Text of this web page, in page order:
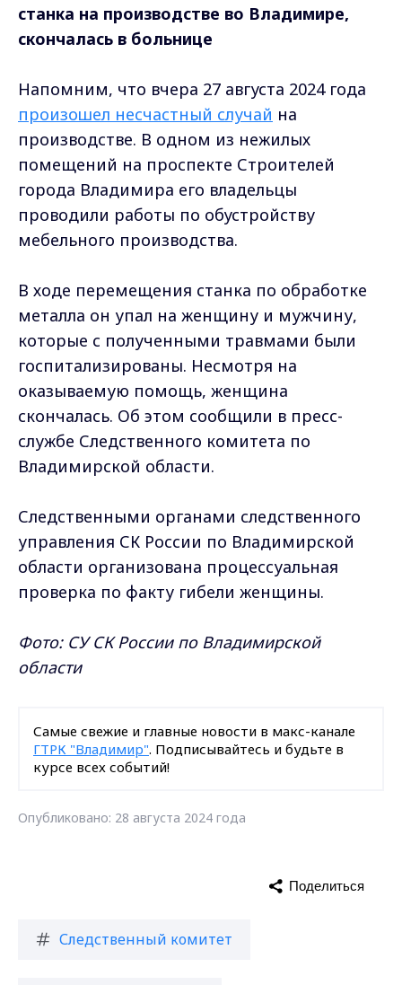
станка на производстве во Владимире,
скончалась в больнице
Напомним, что вчера 27 августа 2024 года
произошел несчастный случай на
производстве. В одном из нежилых
помещений на проспекте Строителей
города Владимира его владельцы
проводили работы по обустройству
мебельного производства.
В ходе перемещения станка по обработке
металла он упал на женщину и мужчину,
которые с полученными травмами были
госпитализированы. Несмотря на
оказываемую помощь, женщина
скончалась. Об этом сообщили в пресс-
службе Следственного комитета по
Владимирской области.
Следственными органами следственного
управления СК России по Владимирской
области организована процессуальная
проверка по факту гибели женщины.
Фото: СУ СК России по Владимирской
области
Самые свежие и главные новости в макс-канале
ГТРК "Владимир". Подписывайтесь и будьте в
курсе всех событий!
Опубликовано: 28 августа 2024 года
Следственный комитет
Поделиться